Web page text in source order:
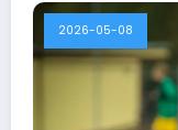
2026-05-08